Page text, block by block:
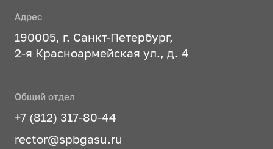
Адрес
190005, г. Санкт-Петербург,
2-я Красноармейская ул., д. 4
Общий отдел
+7 (812) 317-80-44
rector@spbgasu.ru